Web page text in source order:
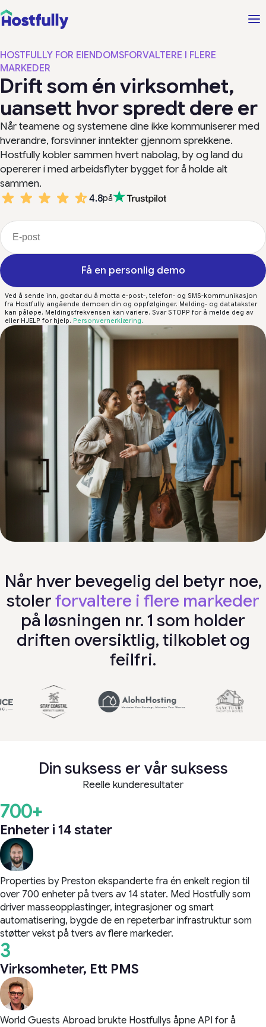
HOSTFULLY FOR EIENDOMSFORVALTERE I FLERE
MARKEDER
Drift som én virksomhet,
uansett hvor spredt dere er
Når teamene og systemene dine ikke kommuniserer med
hverandre, forsvinner inntekter gjennom sprekkene.
Hostfully kobler sammen hvert nabolag, by og land du
opererer i med arbeidsflyter bygget for å holde alt
sammen.
4.8på
Få en personlig demo
Ved å sende inn, godtar du å motta e-post-, telefon- og SMS-kommunikasjon
fra Hostfully angående demoen din og oppfølginger. Melding- og datatakster
kan påløpe. Meldingsfrekvensen kan variere. Svar STOPP for å melde deg av
eller HJELP for hjelp. Personvernerklæring.
Når hver bevegelig del betyr noe,
stoler forvaltere i flere markeder
på løsningen nr. 1 som holder
driften oversiktlig, tilkoblet og
feilfri.
Din suksess er vår suksess
Reelle kunderesultater
700+
Enheter i 14 stater
Properties by Preston ekspanderte fra én enkelt region til
over 700 enheter på tvers av 14 stater. Med Hostfully som
driver masseopplastinger, integrasjoner og smart
automatisering, bygde de en repeterbar infrastruktur som
støtter vekst på tvers av flere markeder.
3
Virksomheter, Ett PMS
World Guests Abroad brukte Hostfullys åpne API for å